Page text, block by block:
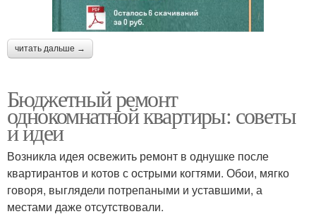
читать дальше →
Бюджетный ремонт
однокомнатной квартиры: советы
и идеи
Возникла идея освежить ремонт в однушке после
квартирантов и котов с острыми когтями. Обои, мягко
говоря, выглядели потрепаными и уставшими, а
местами даже отсутствовали.